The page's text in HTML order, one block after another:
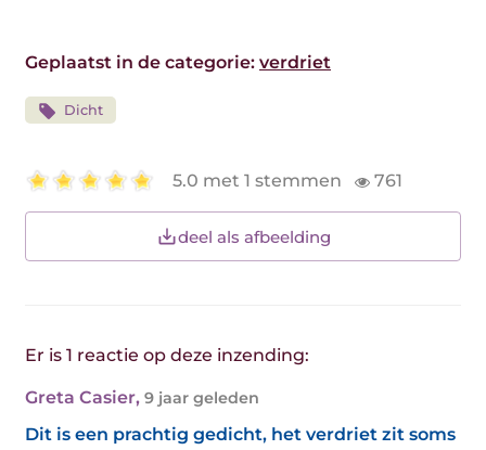
Geplaatst in de categorie: verdriet
Dicht
5.0 met 1 stemmen 761
deel als afbeelding
Er is 1 reactie op deze inzending:
Greta Casier, 9 jaar geleden
Dit is een prachtig gedicht, het verdriet zit soms